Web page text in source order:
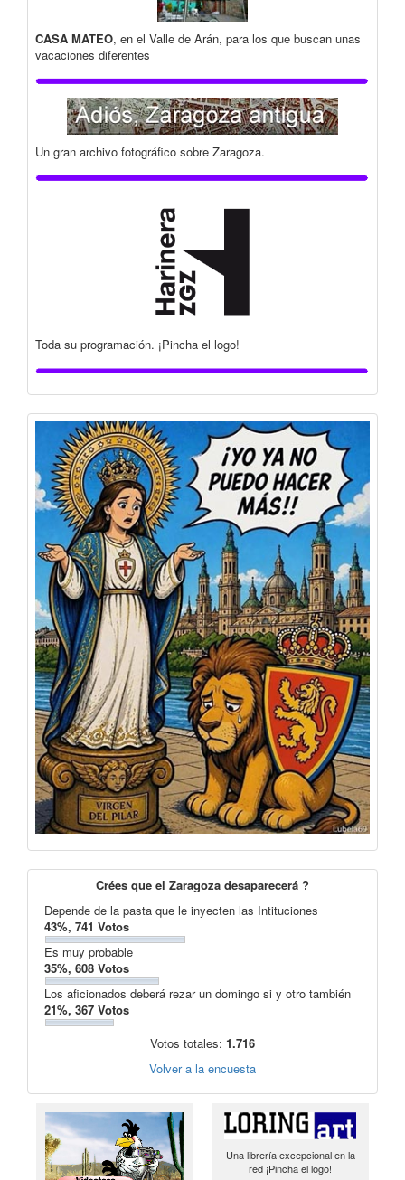
CASA MATEO, en el Valle de Arán, para los que buscan unas
vacaciones diferentes
Un gran archivo fotográfico sobre Zaragoza.
Toda su programación. ¡Pincha el logo!
Crées que el Zaragoza desaparecerá ?
Depende de la pasta que le inyecten las Intituciones
43%, 741 Votos
Es muy probable
35%, 608 Votos
Los aficionados deberá rezar un domingo si y otro también
21%, 367 Votos
Votos totales: 1.716
Volver a la encuesta
Una librería excepcional en la
red ¡Pincha el logo!